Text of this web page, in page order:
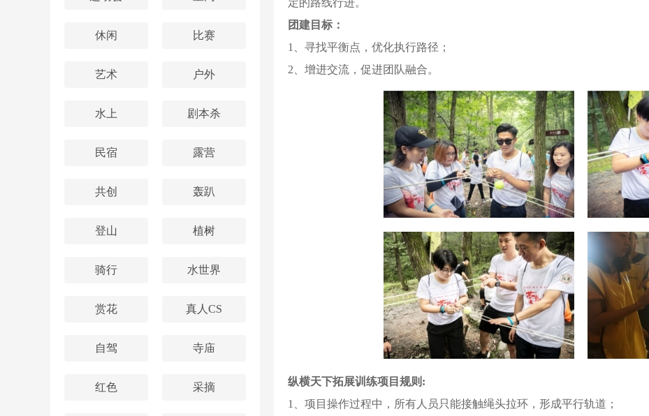
休闲 比赛
艺术 户外
水上 剧本杀
民宿 露营
共创 轰趴
登山 植树
骑行 水世界
赏花 真人CS
自驾 寺庙
红色 采摘
定的路线行进。
团建目标：
1、寻找平衡点，优化执行路径；
2、增进交流，促进团队融合。
纵横天下拓展训练项目规则:
1、项目操作过程中，所有人员只能接触绳头拉环，形成平行轨道；